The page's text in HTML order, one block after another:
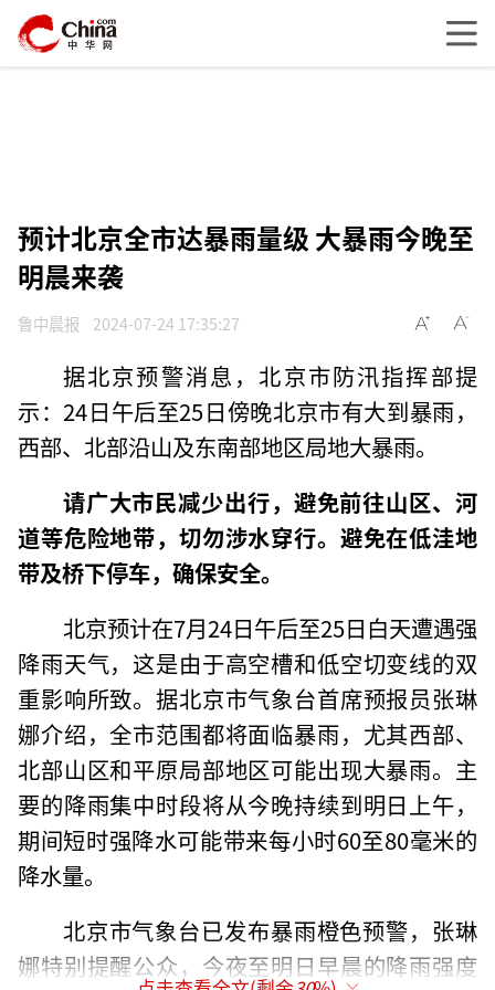
预计北京全市达暴雨量级 大暴雨今晚至
明晨来袭
鲁中晨报 2024-07-24 17:35:27
据北京预警消息，北京市防汛指挥部提
示：24日午后至25日傍晚北京市有大到暴雨，
西部、北部沿山及东南部地区局地大暴雨。
请广大市民减少出行，避免前往山区、河
道等危险地带，切勿涉水穿行。避免在低洼地
带及桥下停车，确保安全。
北京预计在7月24日午后至25日白天遭遇强
降雨天气，这是由于高空槽和低空切变线的双
重影响所致。据北京市气象台首席预报员张琳
娜介绍，全市范围都将面临暴雨，尤其西部、
北部山区和平原局部地区可能出现大暴雨。主
要的降雨集中时段将从今晚持续到明日上午，
期间短时强降水可能带来每小时60至80毫米的
降水量。
北京市气象台已发布暴雨橙色预警，张琳
娜特别提醒公众，今夜至明日早晨的降雨强度